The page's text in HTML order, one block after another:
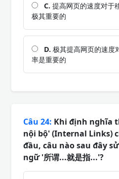
C. 提高网页的速度对于
极其重要的
D. 极其提高网页的速度
率是重要的
Câu 24: Khi định nghĩa
nội bộ' (Internal Links)
đầu, câu nào sau đây
ngữ '所谓...就是指...'?